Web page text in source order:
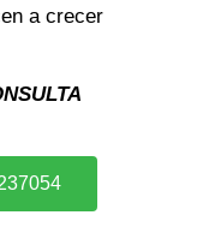
a crecer